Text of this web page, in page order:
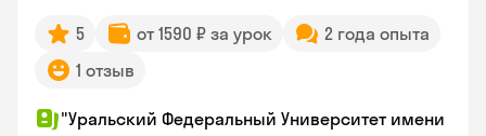
5 от 1590 ₽ за урок
2 года опыта
1 отзыв
"Уральский Федеральный Университет имени